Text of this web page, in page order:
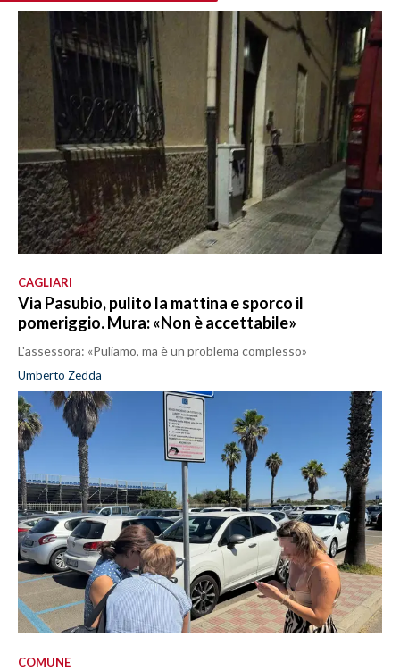
CAGLIARI
Via Pasubio, pulito la mattina e sporco il
pomeriggio. Mura: «Non è accettabile»
L'assessora: «Puliamo, ma è un problema complesso»
Umberto Zedda
COMUNE